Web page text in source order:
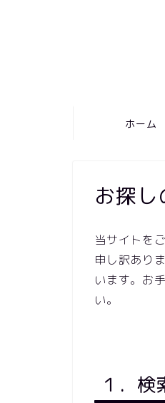
ホーム
お探
当サイトを
申し訳あり
います。お
い。
１．検